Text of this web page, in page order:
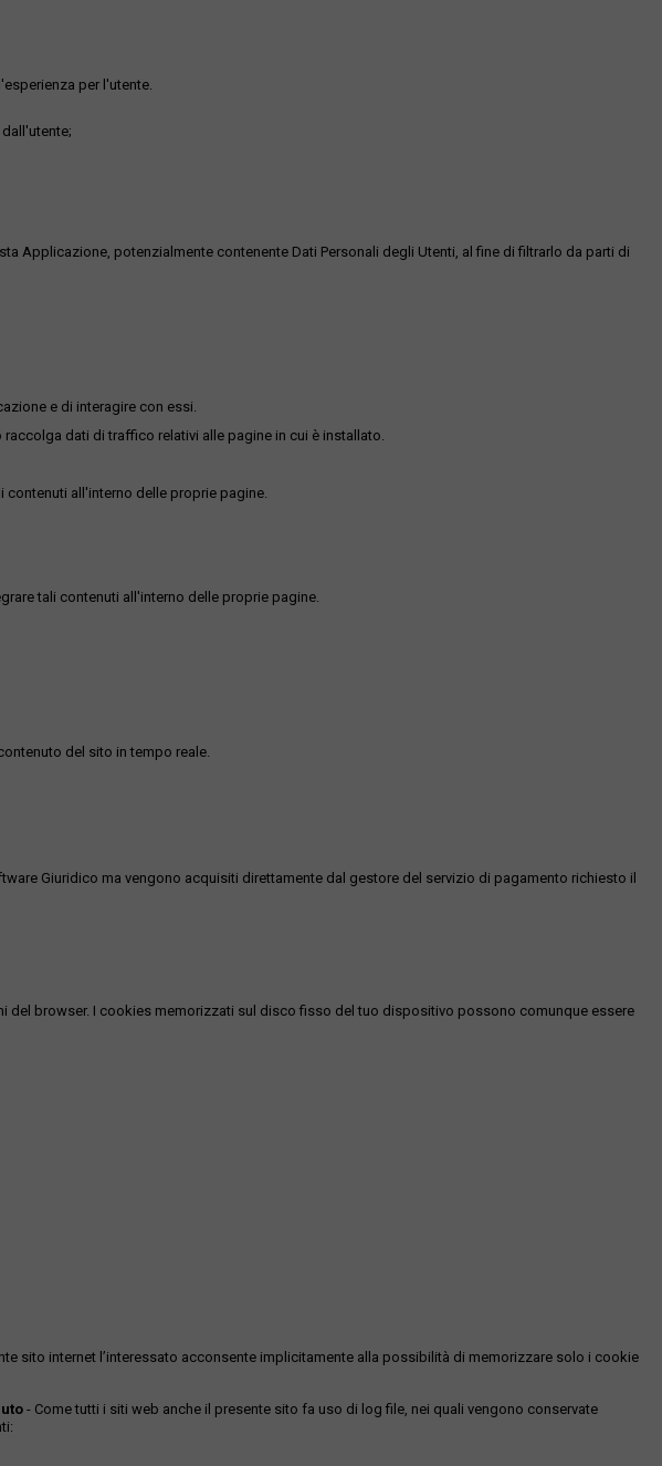
per l'utente.
Applicazione, potenzialmente contenente Dati Personali degli Utenti, al fine di filtrarlo da parti di
e di interagire con essi.
dati di traffico relativi alle pagine in cui è installato.
all'interno delle proprie pagine.
tali contenuti all'interno delle proprie pagine.
del sito in tempo reale.
Giuridico ma vengono acquisiti direttamente dal gestore del servizio di pagamento richiesto il
browser. I cookies memorizzati sul disco fisso del tuo dispositivo possono comunque essere
sito internet l’interessato acconsente implicitamente alla possibilità di memorizzare solo i cookie
- Come tutti i siti web anche il presente sito fa uso di log file, nei quali vengono conservate